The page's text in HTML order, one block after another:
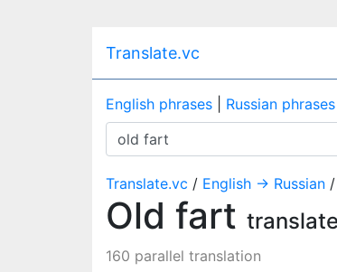
Translate.vc
English phrases Russian phrases
Translate.vc / English → Russian /
Old fart
160 parallel translation